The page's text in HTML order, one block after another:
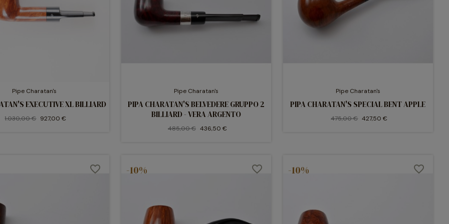
Pipe Charatan's
EXECUTIVE XL BILLIARD
1.030,00 € 927,00 €
Pipe Charatan's
PIPA CHARATAN'S BELVEDERE GRUPPO 2
BILLIARD - VERA ARGENTO
485,00 € 436,50 €
Pipe Charatan's
PIPA CHARATAN'S SPECIAL BENT APPLE
475,00 € 427,50 €
favorite_border -10% favorite_border -10% favorite_border